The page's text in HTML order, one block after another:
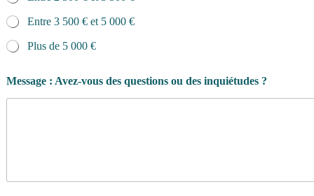
Entre 3 500 € et 5 000 €
Plus de 5 000 €
Message : Avez-vous des questions ou des inquiétudes ?